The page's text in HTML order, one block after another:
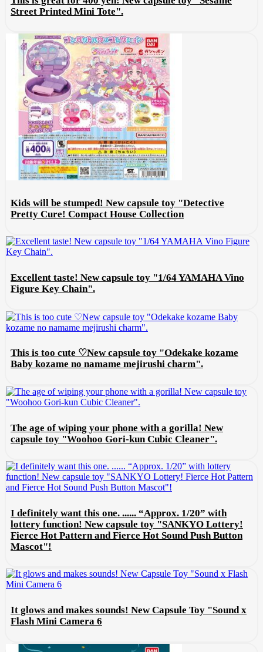
Street Printed Mini Tote".
Kids will be stumped! New capsule toy "Detective
Pretty Cure! Compact House Collection
Excellent taste! New capsule toy "1/64 YAMAHA Vino
Figure Key Chain".
This is too cute ♡New capsule toy "Odekake kozame
Baby kozame no namame mejirushi charm".
The age of wiping your phone with a gorilla! New
capsule toy "Woohoo Gori-kun Cubic Cleaner".
I definitely want this one. ...... “Approx. 1/20” with
lottery function! New capsule toy "SANKYO Lottery!
Fierce Hot Pattern and Fierce Hot Sound Push Button
Mascot"!
It glows and makes sounds! New Capsule Toy "Sound x
Flash Mini Camera 6